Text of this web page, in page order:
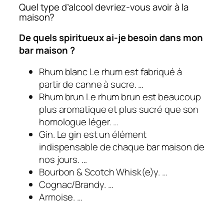
Quel type d’alcool devriez-vous avoir à la
maison?
De quels spiritueux ai-je besoin dans mon
bar maison ?
Rhum blanc Le rhum est fabriqué à
partir de canne à sucre. …
Rhum brun Le rhum brun est beaucoup
plus aromatique et plus sucré que son
homologue léger. …
Gin. Le gin est un élément
indispensable de chaque bar maison de
nos jours. …
Bourbon & Scotch Whisk(e)y. …
Cognac/Brandy. …
Armoise. …